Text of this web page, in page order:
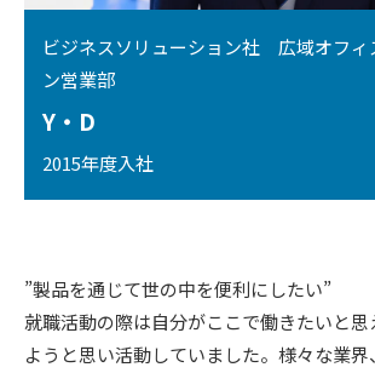
ビジネスソリューション社 広域オフィ
ン営業部
Y・D
2015年度入社
”製品を通じて世の中を便利にしたい”
就職活動の際は自分がここで働きたいと
ようと思い活動していました。様々な業